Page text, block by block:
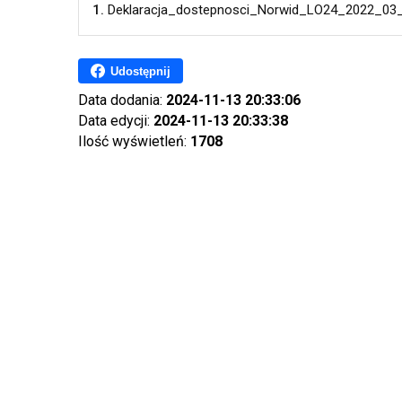
1.
Udostępnij
Data dodania: 2024-11-13 20:33:06
Data edycji: 2024-11-13 20:33:38
Ilość wyświetleń: 1708